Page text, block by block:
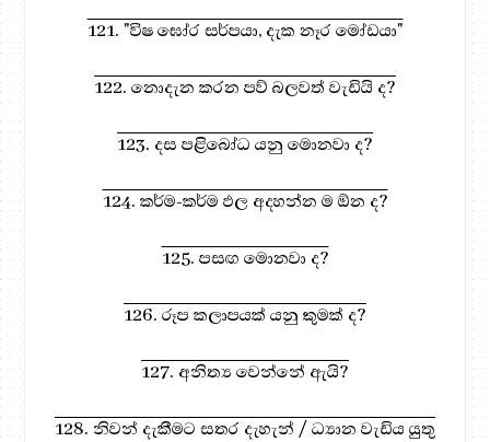
121. "විෂ ඝෝර සර්පයා, දැක නෑර මෝඩයා"
122. නොදැන කරන පව් බලවත් වැඩියි ද?
123. දස පළිබෝධ යනු මොනවා ද?
124. කර්ම-කර්ම ඵල අදහන්න ම ඕන ද?
125. පසඟ මොනවා ද?
126. රූප කලාපයක් යනු කුමක් ද?
127. අනිත්‍ය වෙන්නේ ඇයි?
128. නිවන් දැකීමට සතර දැහැන් / ධ්‍යාන වැඩිය යුතු